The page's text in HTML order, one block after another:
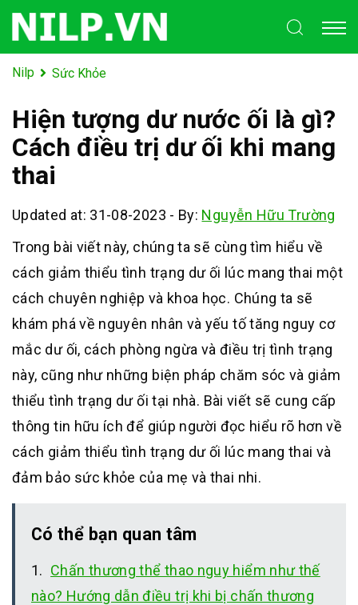
Nilp Sức Khỏe
Hiện tượng dư nước ối là gì?
Cách điều trị dư ối khi mang
thai
Updated at: 31-08-2023 - By: Nguyễn Hữu Trường
Trong bài viết này, chúng ta sẽ cùng tìm hiểu về
cách giảm thiểu tình trạng dư ối lúc mang thai một
cách chuyên nghiệp và khoa học. Chúng ta sẽ
khám phá về nguyên nhân và yếu tố tăng nguy cơ
mắc dư ối, cách phòng ngừa và điều trị tình trạng
này, cũng như những biện pháp chăm sóc và giảm
thiểu tình trạng dư ối tại nhà. Bài viết sẽ cung cấp
thông tin hữu ích để giúp người đọc hiểu rõ hơn về
cách giảm thiểu tình trạng dư ối lúc mang thai và
đảm bảo sức khỏe của mẹ và thai nhi.
Có thể bạn quan tâm
Chấn thương thể thao nguy hiểm như thế
nào? Hướng dẫn điều trị khi bị chấn thương